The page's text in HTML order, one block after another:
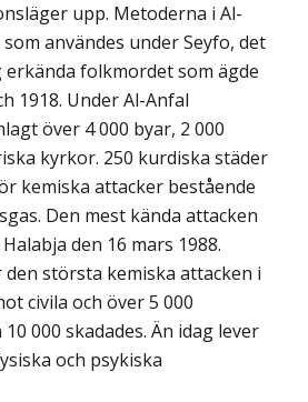
upp. Metoderna i Al-
användes under Seyfo, det
erkända folkmordet som ägde
1918. Under Al-Anfal
över 4 000 byar, 2 000
kyrkor. 250 kurdiska städer
kemiska attacker bestående
Den mest kända attacken
den 16 mars 1988.
största kemiska attacken i
civila och över 5 000
000 skadades. Än idag lever
och psykiska